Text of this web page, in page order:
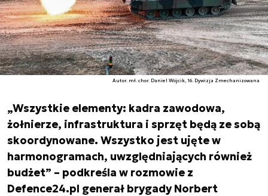
Autor. mł. chor. Daniel Wójcik, 16. Dywizja Zmechanizowana
„Wszystkie elementy: kadra zawodowa,
żołnierze, infrastruktura i sprzęt będą ze sobą
skoordynowane. Wszystko jest ujęte w
harmonogramach, uwzględniających również
budżet” – podkreśla w rozmowie z
Defence24.pl generał brygady Norbert